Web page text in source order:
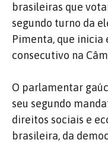
brasileiras que
segundo turno da
Pimenta, que inicia
consecutivo na
O parlamentar
seu segundo
direitos sociais e
brasileira, da